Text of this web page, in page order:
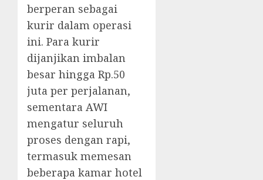
berperan sebagai
kurir dalam operasi
ini. Para kurir
dijanjikan imbalan
besar hingga Rp.50
juta per perjalanan,
sementara AWI
mengatur seluruh
proses dengan rapi,
termasuk memesan
beberapa kamar hotel